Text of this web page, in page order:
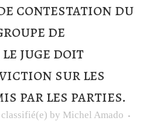
contestation du
de
juge doit
sur les
par les parties.
by Michel Amado